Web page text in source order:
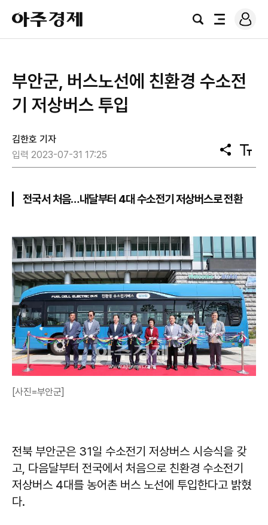
아
주
경
검
전
로
그
부안군, 버스노선에 친환경 수소전
기 저상버스 투입
김한호 기자
입력 2023-07-31 17:25
공
유
텍
스
전국서 처음…내달부터 4대 수소전기 저상버스로 전환
[사진=부안군]
전북 부안군은 31일 수소전기 저상버스 시승식을 갖
고, 다음달부터 전국에서 처음으로 친환경 수소전기
저상버스 4대를 농어촌 버스 노선에 투입한다고 밝혔
다.